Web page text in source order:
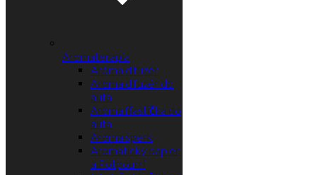
Aromaterapia
Aróma difuzér
Aróma difuzér do
auta
Aróma fľaštička do
auta
Aróma šperk
Aromatický papier
a Potpourri